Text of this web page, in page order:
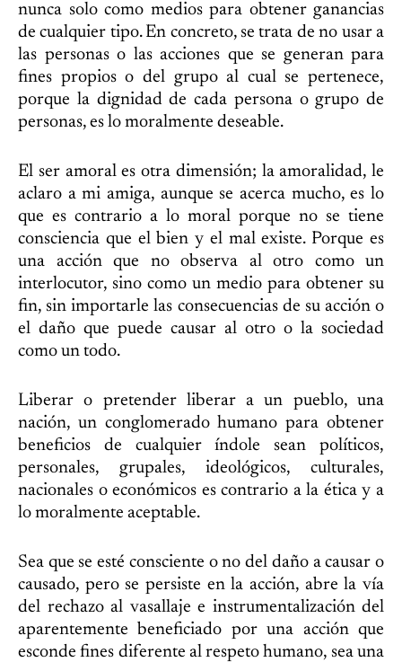
nunca solo como medios para obtener ganancias
de cualquier tipo. En concreto, se trata de no usar a
las personas o las acciones que se generan para
fines propios o del grupo al cual se pertenece,
porque la dignidad de cada persona o grupo de
personas, es lo moralmente deseable.
El ser amoral es otra dimensión; la amoralidad, le
aclaro a mi amiga, aunque se acerca mucho, es lo
que es contrario a lo moral porque no se tiene
consciencia que el bien y el mal existe. Porque es
una acción que no observa al otro como un
interlocutor, sino como un medio para obtener su
fin, sin importarle las consecuencias de su acción o
el daño que puede causar al otro o la sociedad
como un todo.
Liberar o pretender liberar a un pueblo, una
nación, un conglomerado humano para obtener
beneficios de cualquier índole sean políticos,
personales, grupales, ideológicos, culturales,
nacionales o económicos es contrario a la ética y a
lo moralmente aceptable.
Sea que se esté consciente o no del daño a causar o
causado, pero se persiste en la acción, abre la vía
del rechazo al vasallaje e instrumentalización del
aparentemente beneficiado por una acción que
esconde fines diferente al respeto humano, sea una